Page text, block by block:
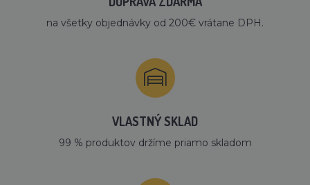
na všetky objednávky od 200€ vrátane DPH.
VLASTNÝ SKLAD
99 % produktov držíme priamo skladom